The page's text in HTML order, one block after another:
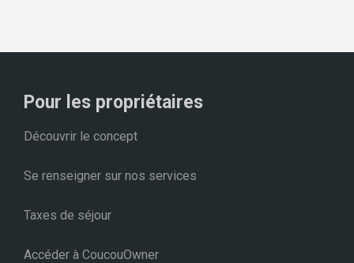
Pour les propriétaires
Découvrir le concept
Se renseigner sur nos services
Taxes de séjour
Accéder à CoucouOwner